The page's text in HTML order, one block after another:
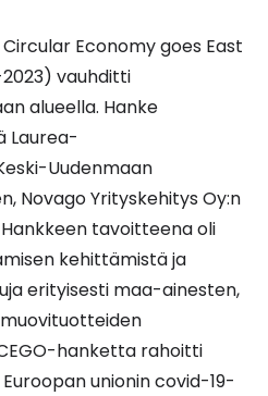
Economy goes East
vauhditti
alueella. Hanke
Laurea-
Uudenmaan
Novago Yrityskehitys Oy:n
tavoitteena oli
kehittämistä ja
erityisesti maa-ainesten,
hanketta rahoitti
unionin covid-19-